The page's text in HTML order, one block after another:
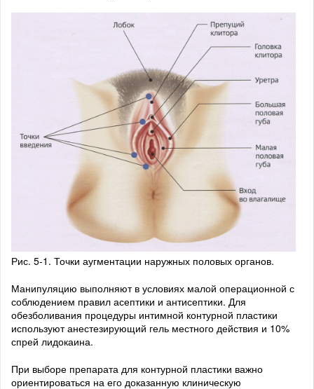
Рис. 5-1. Точки аугментации наружных половых органов.
Манипуляцию выполняют в условиях малой операционной с
соблюдением правил асептики и антисептики. Для
обезболивания процедуры интимной контурной пластики
используют анестезирующий гель местного действия и 10%
спрей лидокаина.
При выборе препарата для контурной пластики важно
ориентироваться на его доказанную клиническую